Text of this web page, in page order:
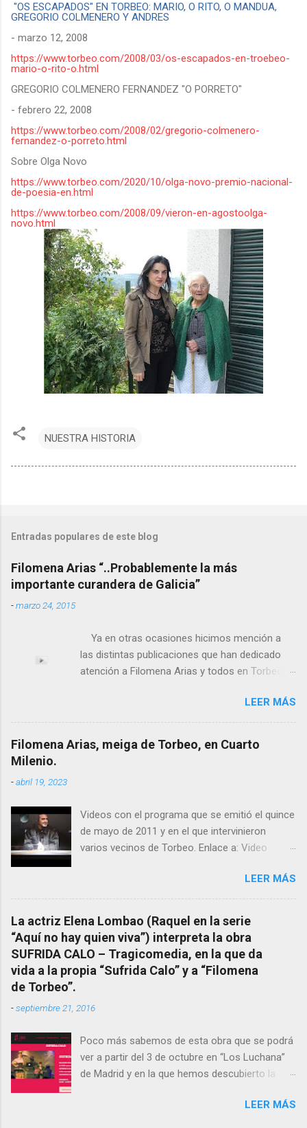
"OS ESCAPADOS" EN TORBEO: MARIO, O RITO, O MANDUA,
GREGORIO COLMENERO Y ANDRES
- marzo 12, 2008
https://www.torbeo.com/2008/03/os-escapados-en-troebeo-
mario-o-rito-o.html
GREGORIO COLMENERO FERNANDEZ "O PORRETO"
- febrero 22, 2008
https://www.torbeo.com/2008/02/gregorio-colmenero-
fernandez-o-porreto.html
Sobre Olga Novo
https://www.torbeo.com/2020/10/olga-novo-premio-nacional-
de-poesia-en.html
https://www.torbeo.com/2008/09/vieron-en-agostoolga-
novo.html
NUESTRA HISTORIA
Entradas populares de este blog
Filomena Arias “..Probablemente la más
importante curandera de Galicia”
-marzo 24, 2015
Ya en otras ocasiones hicimos mención a
las distintas publicaciones que han dedicado
atención a Filomena Arias y todos en Torbeo
el pasado siglo tuvo esta “curandeira” por sus
“obras y milagros”, pero también como
excelente difusora del nombre de nuestro
pueblo, no en vano es reconocida por muchos
mención a ANTON PATIÑO REGUEIRA (ya
fallecido) cuyo empeño por estudiar y dar a
conocer a esta “sabia” y por ende a Torbeo no
También reproducimos integro el articulo que
en el año 2000 publico Ángel Arnaiz recogiendo
información de primera mano que le
suministraron David (nieto de Filomena) y
algunos vecinos mas del pueblo.
Dejamos para otro momento la ...
LEER MÁS
Filomena Arias, meiga de Torbeo, en Cuarto
Milenio.
-abril 19, 2023
Videos con el programa que se emitió el quince
de mayo de 2011 y en el que intervinieron
varios vecinos de Torbeo. Enlace a: Video
completo emitido en CUARTO MILENIO En
Facebook otra copia con mejor resolución:
Facebook CUARTO MILENIO - Filomena Arias.
LEER MÁS
La actriz Elena Lombao (Raquel en la serie
“Aquí no hay quien viva”) interpreta la obra
SUFRIDA CALO – Tragicomedia, en la que da
vida a la propia “Sufrida Calo” y a “Filomena
de Torbeo”.
-septiembre 21, 2016
Poco más sabemos de esta obra que se podrá
ver a partir del 3 de octubre en “Los Luchana”
de Madrid y en la que hemos descubierto la
verla.- Sinopsis corta SUFRIDA CALO muere y
LEER MÁS